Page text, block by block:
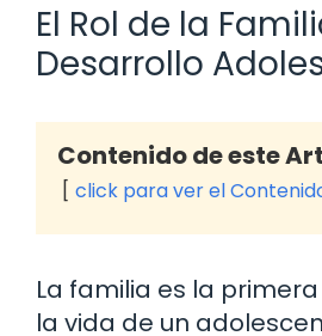
El Rol de la
Desarrollo
Contenido de este
click para ver el
La familia es la
la vida de un